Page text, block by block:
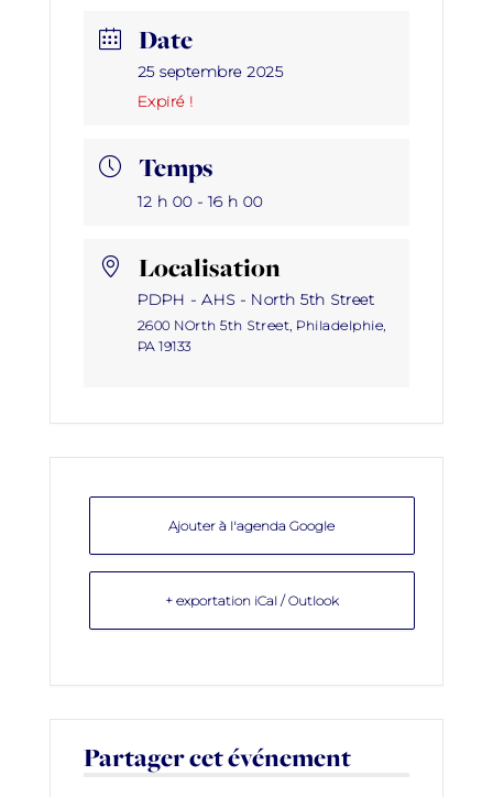
Date
25 septembre 2025
Expiré !
Temps
12 h 00 - 16 h 00
Localisation
PDPH - AHS - North 5th Street
2600 NOrth 5th Street, Philadelphie,
PA 19133
Ajouter à l'agenda Google
+ exportation iCal / Outlook
Partager cet événement